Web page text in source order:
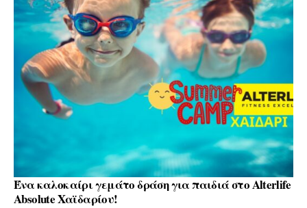
Ένα καλοκαίρι γεμάτο δράση για παιδιά στο Alterlife
Absolute Χαϊδαρίου!